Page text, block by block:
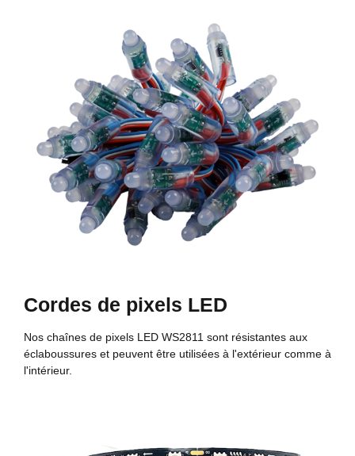
Cordes de pixels LED
Nos chaînes de pixels LED WS2811 sont résistantes aux
éclaboussures et peuvent être utilisées à l'extérieur comme à
l'intérieur.